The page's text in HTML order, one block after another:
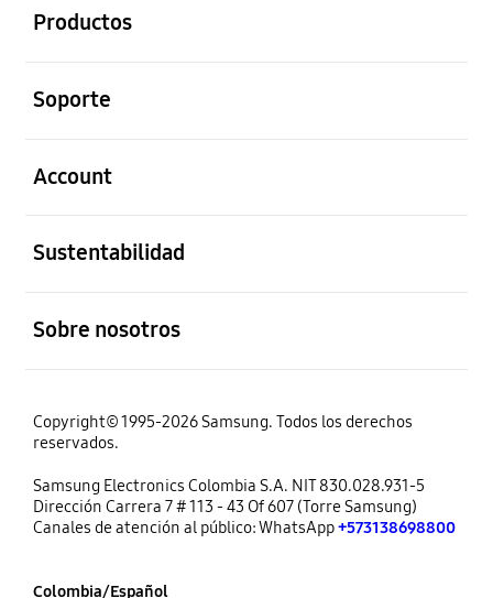
Productos
Soporte
Account
Sustentabilidad
Sobre nosotros
Copyright© 1995-2026 Samsung. Todos los derechos
reservados.
Samsung Electronics Colombia S.A. NIT 830.028.931-5
Dirección Carrera 7 # 113 - 43 Of 607 (Torre Samsung)
Canales de atención al público: WhatsApp+573138698800
Colombia/Español